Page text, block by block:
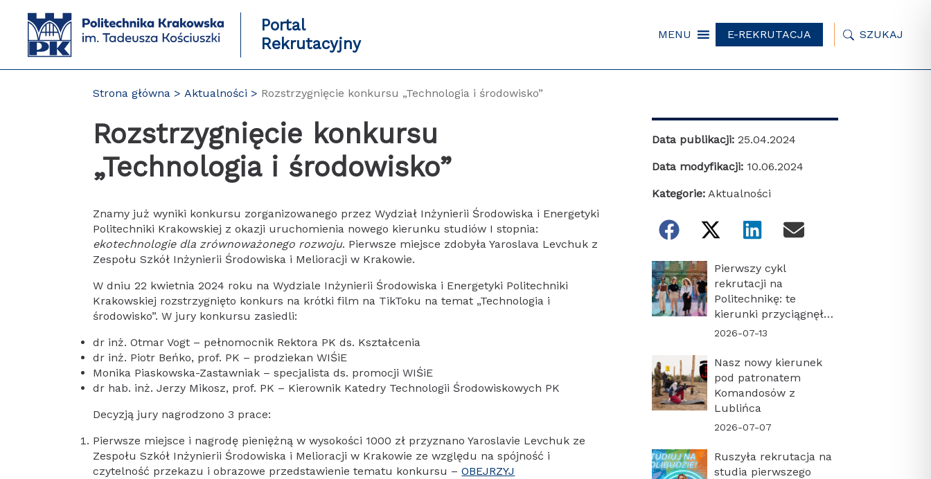
zawartości
strony
Portal
Rekrutacyjny
MENU E-REKRUTACJA SZUKAJ
Strona główna Aktualności Rozstrzygnięcie konkursu „Technologia i środowisko”
Rozstrzygnięcie konkursu
„Technologia i środowisko”
Znamy już wyniki konkursu zorganizowanego przez Wydział Inżynierii Środowiska i Energetyki
Politechniki Krakowskiej z okazji uruchomienia nowego kierunku studiów I stopnia:
ekotechnologie dla zrównoważonego rozwoju. Pierwsze miejsce zdobyła Yaroslava Levchuk z
Zespołu Szkół Inżynierii Środowiska i Melioracji w Krakowie.
W dniu 22 kwietnia 2024 roku na Wydziale Inżynierii Środowiska i Energetyki Politechniki
Krakowskiej rozstrzygnięto konkurs na krótki film na TikToku na temat „Technologia i
środowisko”. W jury konkursu zasiedli:
dr inż. Otmar Vogt – pełnomocnik Rektora PK ds. Kształcenia
dr inż. Piotr Beńko, prof. PK – prodziekan WIŚiE
Monika Piaskowska-Zastawniak – specjalista ds. promocji WIŚiE
dr hab. inż. Jerzy Mikosz, prof. PK – Kierownik Katedry Technologii Środowiskowych PK
Decyzją jury nagrodzono 3 prace:
Pierwsze miejsce i nagrodę pieniężną w wysokości 1000 zł przyznano Yaroslavie Levchuk ze
Zespołu Szkół Inżynierii Środowiska i Melioracji w Krakowie ze względu na spójność i
czytelność przekazu i obrazowe przedstawienie tematu konkursu –OBEJRZYJ
Data publikacji: 25.04.2024
Data modyfikacji: 10.06.2024
Kategorie: Aktualności
Pierwszy cykl
rekrutacji na
Politechnikę: te
kierunki przyciągnęły
najwięcej kandydatów!
2026-07-13
Nasz nowy kierunek
pod patronatem
Komandosów z
Lublińca
2026-07-07
Ruszyła rekrutacja na
studia pierwszego